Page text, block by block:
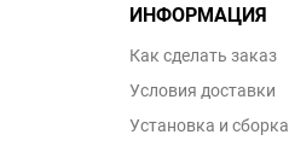
ИНФОРМАЦИЯ
Как сделать заказ
Условия доставки
Установка и сборка